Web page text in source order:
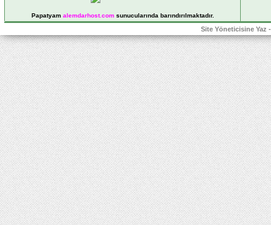
Papatyam alemdarhost.comsunucularında barındırılmaktadır.
Site Yöneticisine Yaz